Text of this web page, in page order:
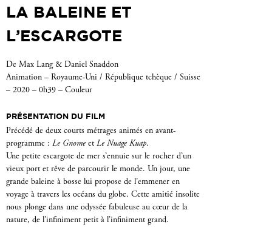
LA BALEINE ET
L’ESCARGOTE
De Max Lang & Daniel Snaddon
Animation – Royaume-Uni / République tchèque / Suisse
– 2020 – 0h39 – Couleur
PRÉSENTATION DU FILM
Précédé de deux courts métrages animés en avant-
programme : Le Gnomeet Le Nuage Kuap.
Une petite escargote de mer s’ennuie sur le rocher d’un
vieux port et rêve de parcourir le monde. Un jour, une
grande baleine à bosse lui propose de l’emmener en
voyage à travers les océans du globe. Cette amitié insolite
nous plonge dans une odyssée fabuleuse au cœur de la
nature, de l’infiniment petit à l’infiniment grand.